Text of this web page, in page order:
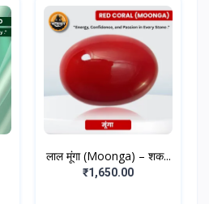
लाल मूंगा (Moonga) – शक...
₹1,650.00